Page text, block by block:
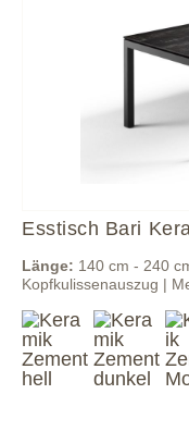
Esstisch Bari
Länge: 140 cm - 240
Kopfkulissenauszug |